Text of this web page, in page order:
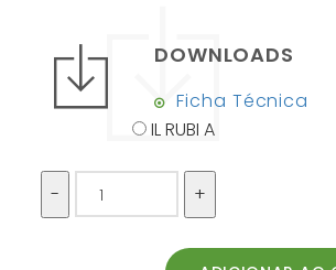
DOWNLOADS
Ficha Técnica
IL RUBI A